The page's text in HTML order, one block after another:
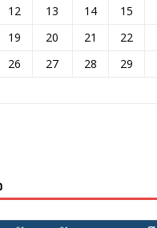
12 13 14 15
19 20 21 22
26 27 28 29